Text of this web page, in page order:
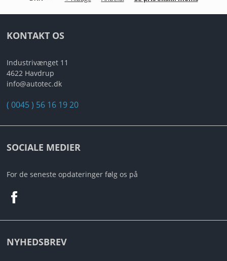
KONTAKT OS
Industrivænget 11
4622 Havdrup
info@autotec.dk
( 0045 ) 56 16 19 20
SOCIALE MEDIER
For de seneste opdateringer følg os på
NYHEDSBREV